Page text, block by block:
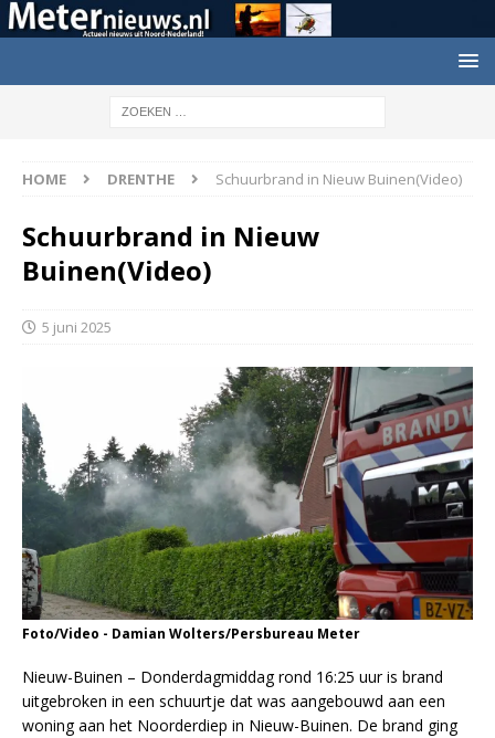
HOME DRENTHE Schuurbrand in Nieuw Buinen(Video)
Schuurbrand in Nieuw
Buinen(Video)
5 juni 2025
Foto/Video - Damian Wolters/Persbureau Meter
Nieuw-Buinen – Donderdagmiddag rond 16:25 uur is brand
uitgebroken in een schuurtje dat was aangebouwd aan een
woning aan het Noorderdiep in Nieuw-Buinen. De brand ging